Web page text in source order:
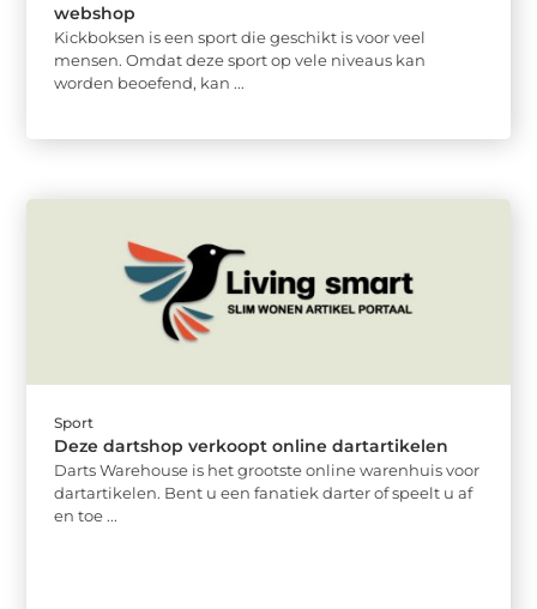
webshop
Kickboksen is een sport die geschikt is voor veel
mensen. Omdat deze sport op vele niveaus kan
worden beoefend, kan ...
Sport
Deze dartshop verkoopt online dartartikelen
Darts Warehouse is het grootste online warenhuis voor
dartartikelen. Bent u een fanatiek darter of speelt u af
en toe ...